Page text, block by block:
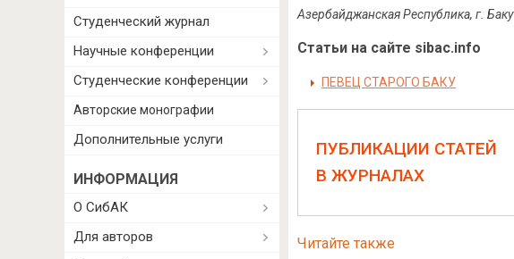
Азербайджанская Республика, г. Баку
Статьи на сайте sibac.info
ПЕВЕЦ СТАРОГО БАКУ
ПУБЛИКАЦИИ СТАТЕЙ
В ЖУРНАЛАХ
Читайте также
Студенческий журнал
Научные конференции
Студенческие конференции
Авторские монографии
Дополнительные услуги
ИНФОРМАЦИЯ
О СибАК
Для авторов